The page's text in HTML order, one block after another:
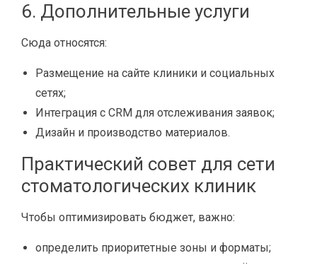
6. Дополнительные услуги
Сюда относятся:
Размещение на сайте клиники и социальных
сетях;
Интеграция с CRM для отслеживания заявок;
Дизайн и производство материалов.
Практический совет для сети
стоматологических клиник
Чтобы оптимизировать бюджет, важно:
определить приоритетные зоны и форматы;